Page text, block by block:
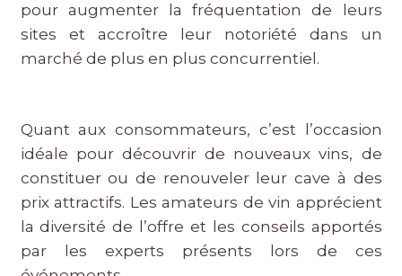
pour augmenter la fréquentation de leurs
sites et accroître leur notoriété dans un
marché de plus en plus concurrentiel.
Quant aux consommateurs, c’est l’occasion
idéale pour découvrir de nouveaux vins, de
constituer ou de renouveler leur cave à des
prix attractifs. Les amateurs de vin apprécient
la diversité de l’offre et les conseils apportés
par les experts présents lors de ces